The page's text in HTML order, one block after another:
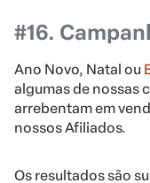
#16.
Ano Novo, Natal ou
algumas de nossas
arrebentam em
nossos Afiliados.
Os resultados são